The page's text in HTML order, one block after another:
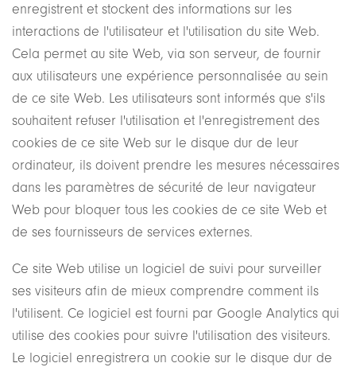
enregistrent et stockent des informations sur les
interactions de l'utilisateur et l'utilisation du site Web.
Cela permet au site Web, via son serveur, de fournir
aux utilisateurs une expérience personnalisée au sein
de ce site Web. Les utilisateurs sont informés que s'ils
souhaitent refuser l'utilisation et l'enregistrement des
cookies de ce site Web sur le disque dur de leur
ordinateur, ils doivent prendre les mesures nécessaires
dans les paramètres de sécurité de leur navigateur
Web pour bloquer tous les cookies de ce site Web et
de ses fournisseurs de services externes.
Ce site Web utilise un logiciel de suivi pour surveiller
ses visiteurs afin de mieux comprendre comment ils
l'utilisent. Ce logiciel est fourni par Google Analytics qui
utilise des cookies pour suivre l'utilisation des visiteurs.
Le logiciel enregistrera un cookie sur le disque dur de